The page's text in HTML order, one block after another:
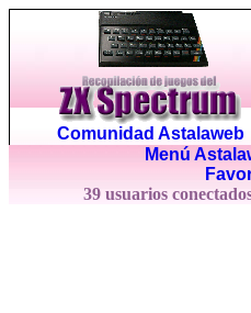
Comunidad Astalaweb
Menú
39 usuarios